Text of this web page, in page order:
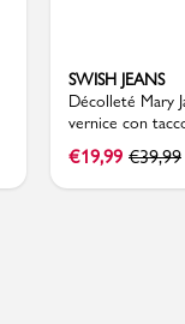
SWISH JEANS
Décolleté Mary
vernice con
€19,99 €39,99